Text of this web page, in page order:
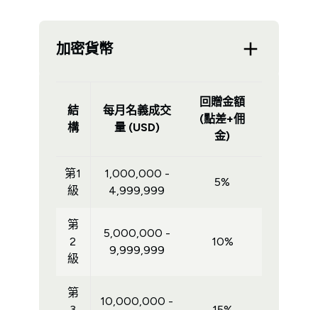
加密貨幣
結
構
每月名義成交
量 (USD)
回贈金額
(點差+佣
金)
第1
級
1,000,000 -
4,999,999
5%
第
2
級
5,000,000 -
9,999,999
10%
第
10,000,000 -